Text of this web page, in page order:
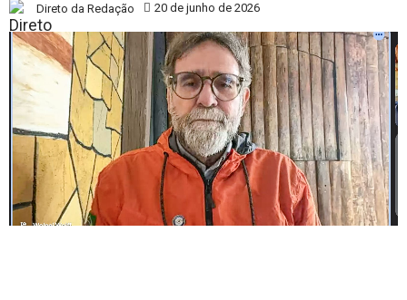
Direto da Redação 20 de junho de 2026